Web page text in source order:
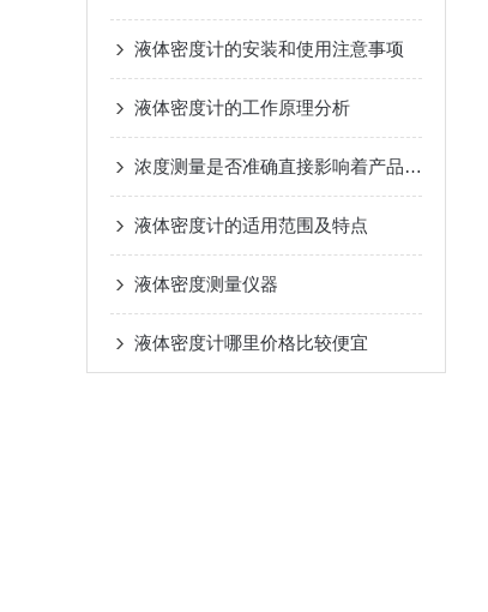
液体密度计的安装和使用注意事项
液体密度计的工作原理分析
浓度测量是否准确直接影响着产品质量能否达标
液体密度计的适用范围及特点
液体密度测量仪器
液体密度计哪里价格比较便宜